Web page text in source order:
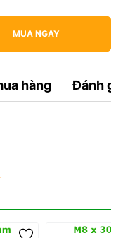
MUA NGAY
hàng Đánh